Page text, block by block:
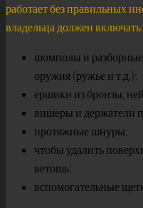
работает без правильных
владельца должен включать:
шомполы и
оружия (ружье и т.д.);
ершики из бронзы,
вишеры и держатели
протяжные шнуры;
чтобы удалить
ветошь;
вспомогательные